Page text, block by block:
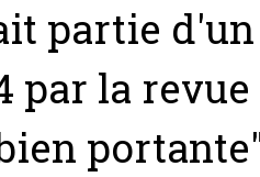
partie
par la